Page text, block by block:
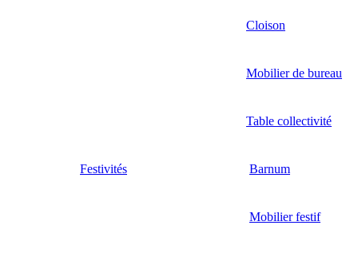
Cloison
Mobilier de bureau
Table collectivité
Festivités Barnum
Mobilier festif